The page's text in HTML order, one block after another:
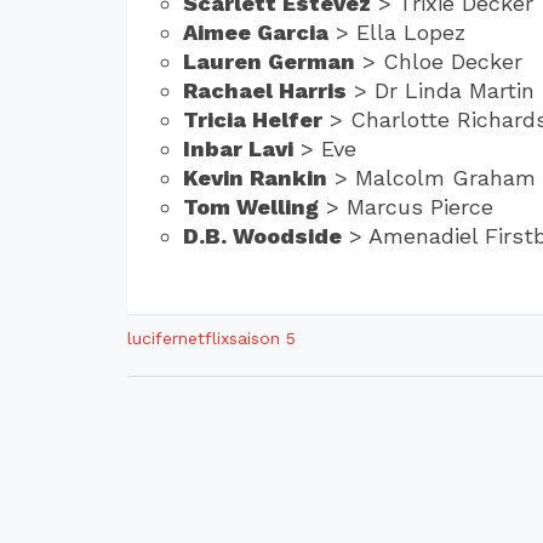
Aimee Garcia> Ella Lopez
Lauren German > Chloe Decker
Rachael Harris > Dr Linda Martin
Tricia Helfer> Charlotte
Inbar Lavi> Eve
Kevin Rankin > Malcolm Graham
Tom Welling> Marcus Pierce
D.B. Woodside> Amenadiel
lucifernetflixsaison 5